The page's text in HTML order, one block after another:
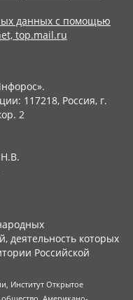
данных с помощью
top.mail.ru
117218, Россия, г.
2
деятельность которых
Российской
Институт Открытое